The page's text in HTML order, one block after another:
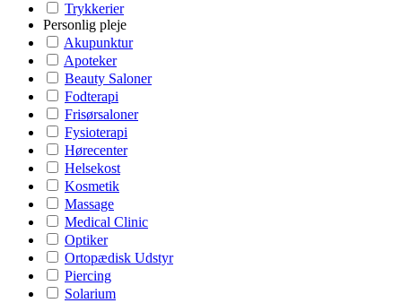
Trykkerier
Personlig pleje
Akupunktur
Apoteker
Beauty Saloner
Fodterapi
Frisørsaloner
Fysioterapi
Hørecenter
Helsekost
Kosmetik
Massage
Medical Clinic
Optiker
Ortopædisk Udstyr
Piercing
Solarium